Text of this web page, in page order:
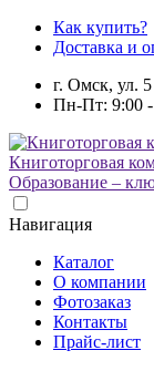
Как купить?
Доставка и
г. Омск, ул.
Пн-Пт: 9:00
Книготорговая
Образование –
Навигация
Каталог
О компании
Фотозаказ
Контакты
Прайс-лист